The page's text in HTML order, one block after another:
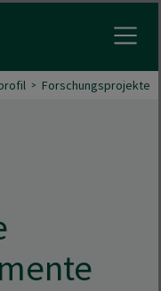
Forschungsprojekte